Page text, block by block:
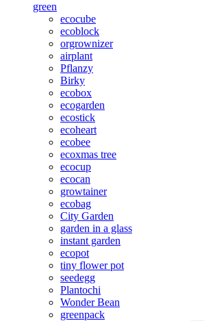
green
ecocube
ecoblock
orgrownizer
airplant
Pflanzy
Birky
ecobox
ecogarden
ecostick
ecoheart
ecobee
ecoxmas tree
ecocup
ecocan
growtainer
ecobag
City Garden
garden in a glass
instant garden
ecopot
tiny flower pot
seedegg
Plantochi
Wonder Bean
greenpack